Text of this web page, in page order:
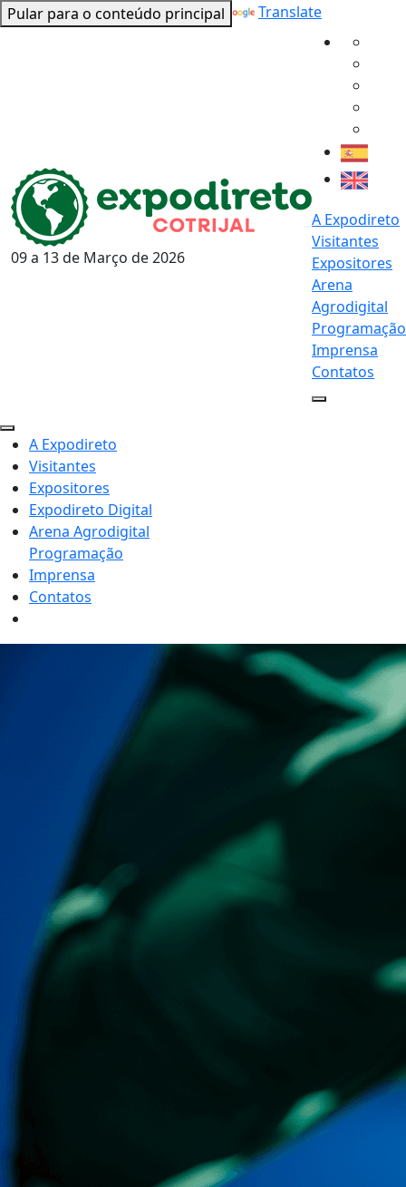
Powered by Translate
Pular para o conteúdo principal
09 a 13 de Março de 2026
A Expodireto
Visitantes
Expositores
Arena
Agrodigital
Programação
Imprensa
Contatos
A Expodireto
Visitantes
Expositores
Expodireto Digital
Arena Agrodigital
Programação
Imprensa
Contatos